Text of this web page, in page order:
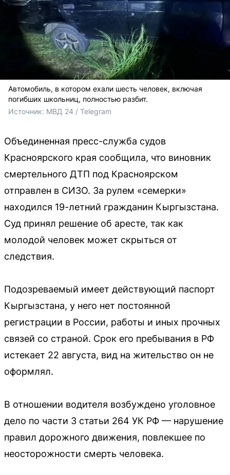
Автомобиль, в котором ехали шесть человек, включая
погибших школьниц, полностью разбит.
Источник: МВД 24 / Telegram
Объединенная пресс-служба судов
Красноярского края сообщила, что виновник
смертельного ДТП под Красноярском
отправлен в СИЗО. За рулем «семерки»
находился 19-летний гражданин Кыргызстана.
Суд принял решение об аресте, так как
молодой человек может скрыться от
следствия.
Подозреваемый имеет действующий паспорт
Кыргызстана, у него нет постоянной
регистрации в России, работы и иных прочных
связей со страной. Срок его пребывания в РФ
истекает 22 августа, вид на жительство он не
оформлял.
В отношении водителя возбуждено уголовное
дело по части 3 статьи 264 УК РФ — нарушение
правил дорожного движения, повлекшее по
неосторожности смерть человека.